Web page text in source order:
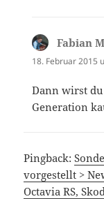
Fabian
18. Februar 2015
Dann wirst
Generation
Pingback:
vorgestellt >
Octavia RS,